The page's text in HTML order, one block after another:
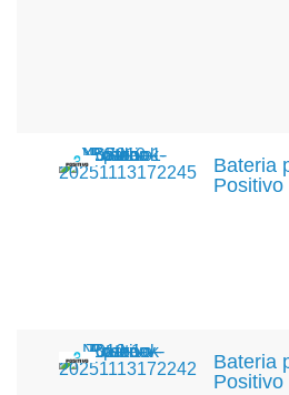
Bateria
Bateria
Positivo